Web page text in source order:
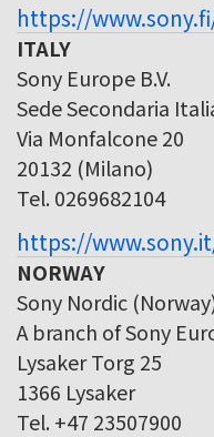
https://
ITALY
Sony Europe B.V.
Sede Secondaria
Via Monfalcone 20
20132 (Milano)
Tel. 0269682104
https://
NORWAY
Sony Nordic
A branch of Sony
Lysaker Torg 25
1366 Lysaker
Tel. +47 23507900